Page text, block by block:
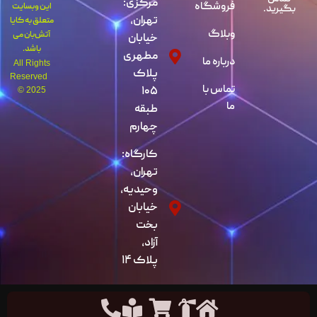
بگیرید.
فروشگاه
وبلاگ
درباره ما
تماس با
ما
مرکزی:
تهران،
خیابان
مطهری
پلاک
۱۰۵
طبقه
چهارم
کارگاه:
تهران،
وحیدیه،
خیابان
بخت
آزاد،
پلاک ۱۴
این وبسایت
متعلق به کایا
آتش‌بان می
باشد.
All Rights
Reserved
© 2025